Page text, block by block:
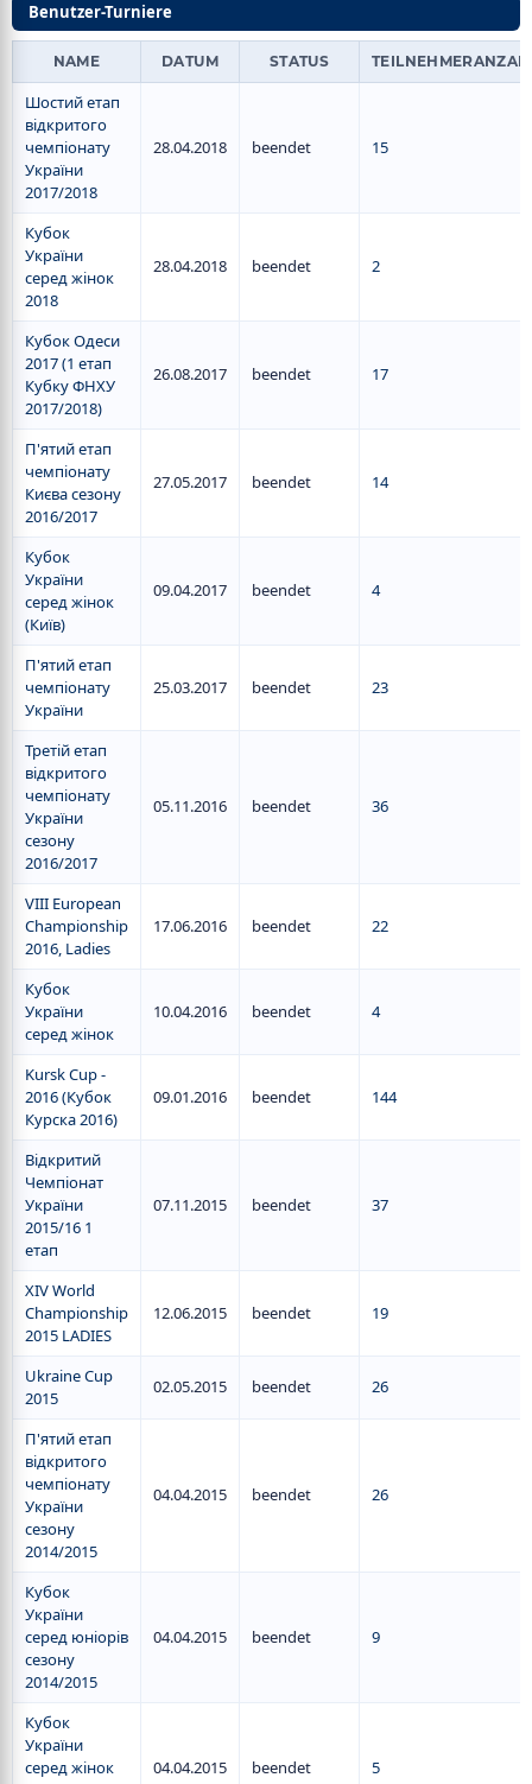
Benutzer-Turniere
NAME DATUM STATUS
Шостий етап
відкритого
чемпіонату
України
2017/2018
28.04.2018 beendet 15
Кубок
України
серед жінок
2018
28.04.2018 beendet 2
Кубок Одеси
2017 (1 етап
Кубку ФНХУ
2017/2018)
26.08.2017 beendet 17
П'ятий етап
чемпіонату
Києва сезону
2016/2017
27.05.2017 beendet 14
Кубок
України
серед жінок
(Київ)
09.04.2017 beendet 4
П'ятий етап
чемпіонату
України
25.03.2017 beendet 23
Третій етап
відкритого
чемпіонату
України
сезону
2016/2017
05.11.2016 beendet 36
VIII European
Championship
2016, Ladies
17.06.2016 beendet 22
Кубок
України
серед жінок
10.04.2016 beendet 4
Kursk Cup -
2016 (Кубок
Курска 2016)
09.01.2016 beendet 144
Відкритий
Чемпіонат
України
2015/16 1
етап
07.11.2015 beendet 37
XIV World
Championship
2015 LADIES
12.06.2015 beendet 19
Ukraine Cup
2015
02.05.2015 beendet 26
П'ятий етап
відкритого
чемпіонату
України
сезону
2014/2015
04.04.2015 beendet 26
Кубок
України
серед юніорів
сезону
2014/2015
04.04.2015 beendet 9
Кубок
України
серед жінок
04.04.2015 beendet 5